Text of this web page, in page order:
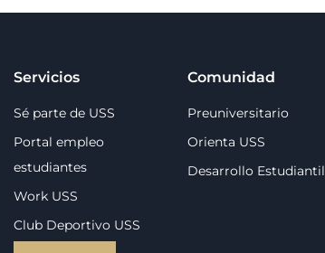
Servicios
Sé parte de USS
Portal empleo
estudiantes
Work USS
Club Deportivo USS
Comunidad
Preuniversitario
Orienta USS
Desarrollo Estudiantil